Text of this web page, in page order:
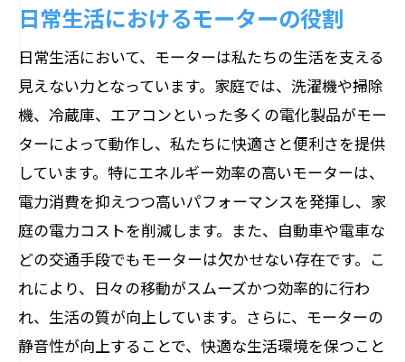
日常生活におけるモーターの役割
日常生活において、モーターは私たちの生活を支える
見えない力となっています。家庭では、洗濯機や掃除
機、冷蔵庫、エアコンといった多くの電化製品がモー
ターによって動作し、私たちに快適さと便利さを提供
しています。特にエネルギー効率の高いモーターは、
電力消費を抑えつつ高いパフォーマンスを発揮し、家
庭の電力コストを削減します。また、自動車や電車な
どの交通手段でもモーターは欠かせない存在です。こ
れにより、日々の移動がスムーズかつ効率的に行わ
れ、生活の質が向上しています。さらに、モーターの
静音性が向上することで、快適な生活環境を保つこと